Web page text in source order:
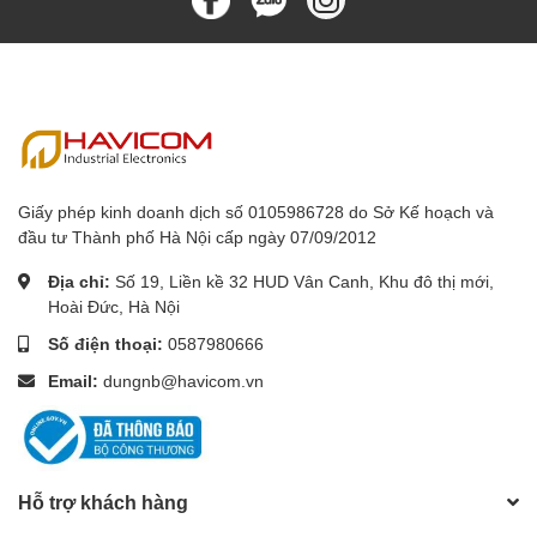
Giấy phép kinh doanh dịch số 0105986728 do Sở Kế hoạch và
đầu tư Thành phố Hà Nội cấp ngày 07/09/2012
Địa chỉ: Số 19, Liền kề 32 HUD Vân Canh, Khu đô thị mới,
Hoài Đức, Hà Nội
Số điện thoại: 0587980666
Email: dungnb@havicom.vn
Hỗ trợ khách hàng